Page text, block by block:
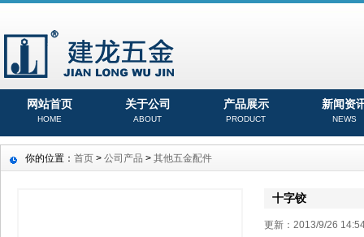
网站首页
HOME
关于公司
ABOUT
产品展示
PRODUCT
新闻资
NEWS
你的位置： 首页 > 公司产品 > 其他五金配件
十字铰
更新：2013/9/26